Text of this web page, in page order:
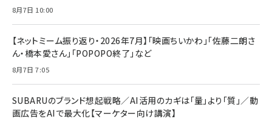
8月7日 10:00
【ネットミーム振り返り・2026年7月】「映画ちいかわ」「佐藤二朗さ
ん・橋本愛さん」「POPOPO終了」など
8月7日 7:05
SUBARUのブランド想起戦略／AI活用のカギは「量」より「質」／動
画広告をAIで最大化【マーケター向け講演】